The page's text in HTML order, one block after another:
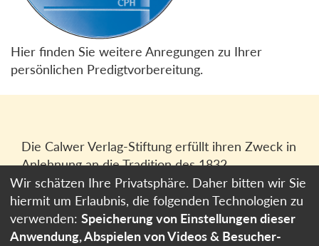
Hier finden Sie weitere Anregungen zu Ihrer
persönlichen Predigtvorbereitung.
Die Calwer Verlag-Stiftung erfüllt ihren Zweck in
Anlehnung an die Tradition des 1832
gegründeten Calwer Verlagsvereins, der
heutigen Calwer Verlag Bücher und Medien
GmbHin Stuttgart.
Impressum
Wir schätzen Ihre Privatsphäre. Daher bitten wir Sie
hiermit um Erlaubnis, die folgenden Technologien zu
verwenden: Speicherung von Einstellungen dieser
Anwendung, Abspielen von Videos & Besucher-